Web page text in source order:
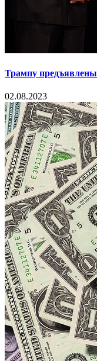
Трампу предъявлены
02.08.2023